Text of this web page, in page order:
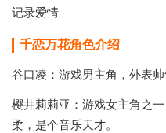
记录爱情
千恋万花角色介绍
谷口凌：游戏男主角，外表
樱井莉莉亚：游戏女主角之
柔，是个音乐天才。